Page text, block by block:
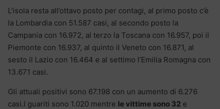
L’isola resta all’ottavo posto per contagi, al primo posto c’è
la Lombardia con 51.587 casi, al secondo posto la
Campania con 16.972, al terzo la Toscana con 16.957, poi il
Piemonte con 16.937, al quinto il Veneto con 16.871, al
sesto il Lazio con 16.464 e al settimo l’Emilia Romagna con
13.671 casi.
Gli attuali positivi sono 67.198 con un aumento di 6.276
casi.I guariti sono 1.020 mentre le vittime sono 32 e